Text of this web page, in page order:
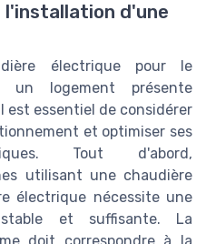
d'une
électrique pour le
un logement présente
essentiel de considérer
et optimiser ses
Tout d'abord,
utilisant une chaudière
électrique nécessite une
et suffisante. La